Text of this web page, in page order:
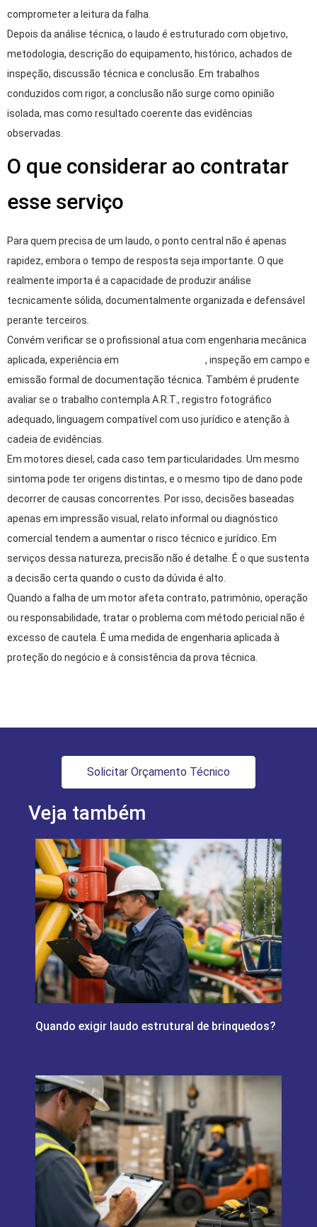
comprometer a leitura da falha.
Depois da análise técnica, o laudo é estruturado com objetivo,
metodologia, descrição do equipamento, histórico, achados de
inspeção, discussão técnica e conclusão. Em trabalhos
conduzidos com rigor, a conclusão não surge como opinião
isolada, mas como resultado coerente das evidências
observadas.
O que considerar ao contratar
esse serviço
Para quem precisa de um laudo, o ponto central não é apenas
rapidez, embora o tempo de resposta seja importante. O que
realmente importa é a capacidade de produzir análise
tecnicamente sólida, documentalmente organizada e defensável
perante terceiros.
Convém verificar se o profissional atua com engenharia mecânica
aplicada, experiência em
, inspeção em campo e
emissão formal de documentação técnica. Também é prudente
avaliar se o trabalho contempla A.R.T., registro fotográfico
adequado, linguagem compatível com uso jurídico e atenção à
cadeia de evidências.
Em motores diesel, cada caso tem particularidades. Um mesmo
sintoma pode ter origens distintas, e o mesmo tipo de dano pode
decorrer de causas concorrentes. Por isso, decisões baseadas
apenas em impressão visual, relato informal ou diagnóstico
comercial tendem a aumentar o risco técnico e jurídico. Em
serviços dessa natureza, precisão não é detalhe. É o que sustenta
a decisão certa quando o custo da dúvida é alto.
Quando a falha de um motor afeta contrato, patrimônio, operação
ou responsabilidade, tratar o problema com método pericial não é
excesso de cautela. É uma medida de engenharia aplicada à
proteção do negócio e à consistência da prova técnica.
Solicitar Orçamento Técnico
Veja também
Quando exigir laudo estrutural de brinquedos?